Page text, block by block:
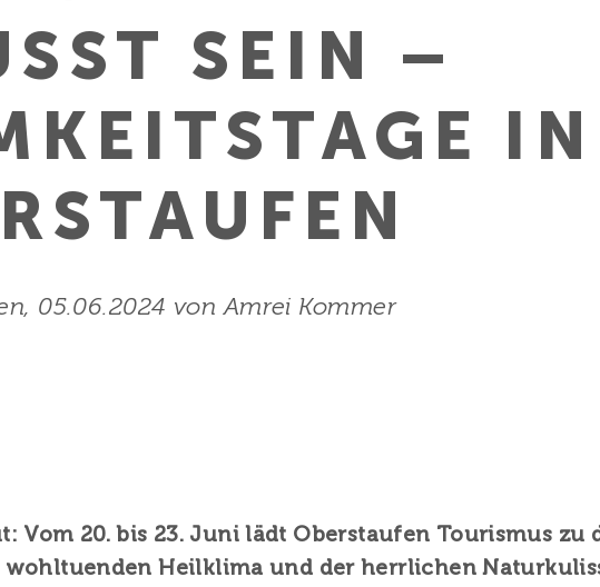
SEIN –
IN
05.06.2024 von Amrei Kommer
Vom 20. bis 23. Juni lädt Oberstaufen Tourismus zu
wohltuenden Heilklima und der herrlichen